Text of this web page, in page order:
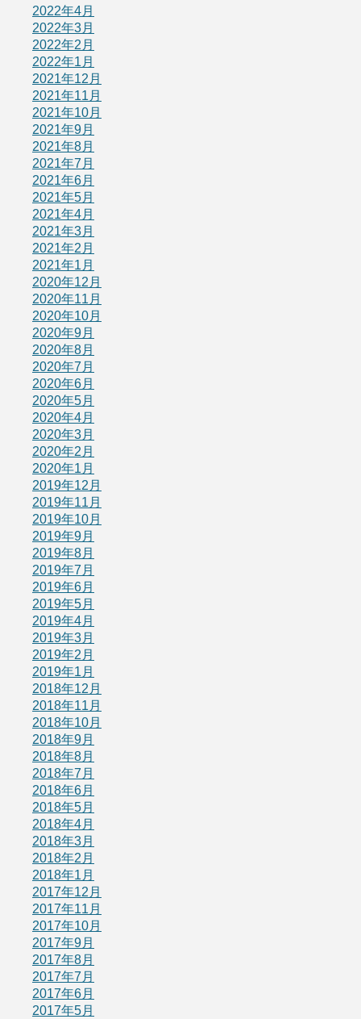
2022年4月
2022年3月
2022年2月
2022年1月
2021年12月
2021年11月
2021年10月
2021年9月
2021年8月
2021年7月
2021年6月
2021年5月
2021年4月
2021年3月
2021年2月
2021年1月
2020年12月
2020年11月
2020年10月
2020年9月
2020年8月
2020年7月
2020年6月
2020年5月
2020年4月
2020年3月
2020年2月
2020年1月
2019年12月
2019年11月
2019年10月
2019年9月
2019年8月
2019年7月
2019年6月
2019年5月
2019年4月
2019年3月
2019年2月
2019年1月
2018年12月
2018年11月
2018年10月
2018年9月
2018年8月
2018年7月
2018年6月
2018年5月
2018年4月
2018年3月
2018年2月
2018年1月
2017年12月
2017年11月
2017年10月
2017年9月
2017年8月
2017年7月
2017年6月
2017年5月